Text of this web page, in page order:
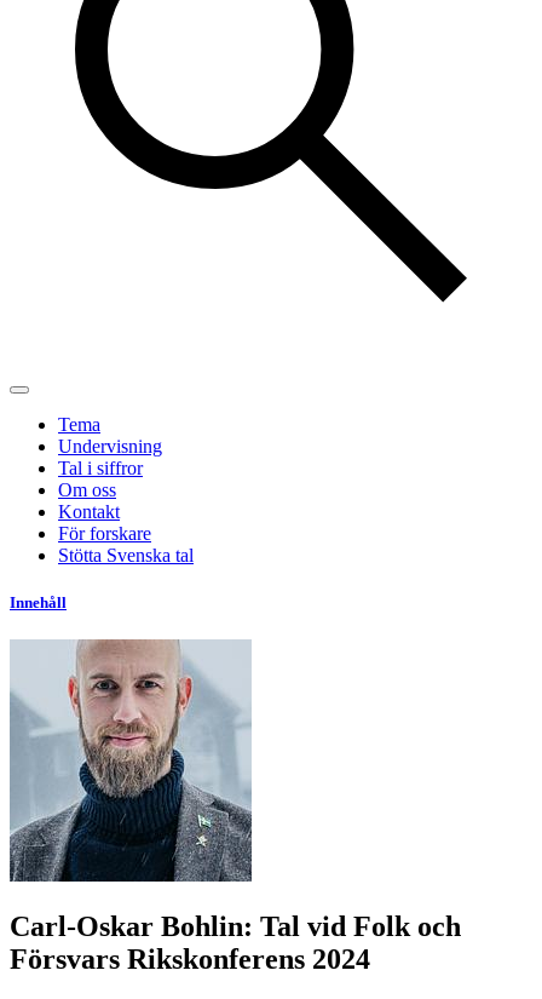
Tema
Undervisning
Tal i siffror
Om oss
Kontakt
För forskare
Stötta Svenska tal
Innehåll
Carl-Oskar Bohlin: Tal vid Folk och
Försvars Rikskonferens 2024